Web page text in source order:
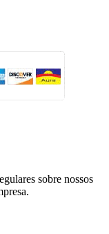
sobre nossos